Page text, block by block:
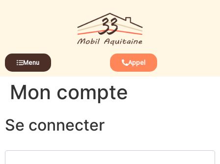
Menu Appel
Mon compte
Se connecter